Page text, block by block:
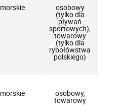
morskie osobowy
(tylko dla
pływań
sportowych),
towarowy
(tylko dla
rybołówstwa
polskiego)
morskie osobowy,
towarowy